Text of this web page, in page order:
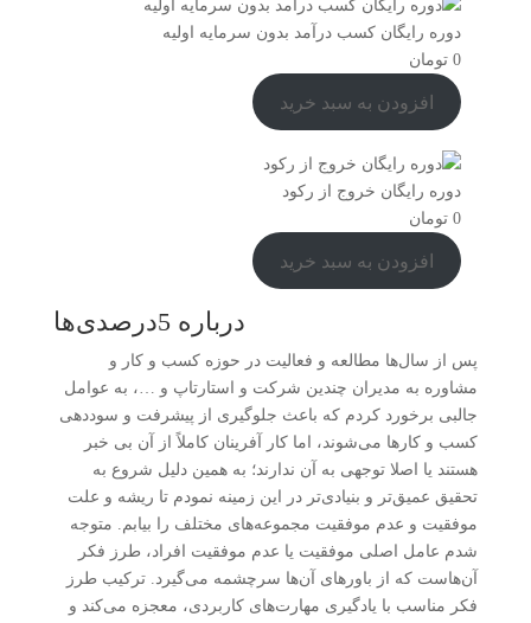
دوره رایگان کسب درآمد بدون سرمایه اولیه
0 تومان
افزودن به سبد خرید
دوره رایگان خروج از رکود
0 تومان
افزودن به سبد خرید
درباره 5درصدی‌ها
پس از سال‌ها مطالعه و فعالیت در حوزه کسب و کار و
مشاوره به مدیران چندین شرکت و استارتاپ و …، به عوامل
جالبی برخورد کردم که باعث جلوگیری از پیشرفت و سوددهی
کسب و کارها می‌شوند، اما کار آفرینان کاملاً از آن بی خبر
هستند یا اصلا توجهی به آن ندارند؛ به همین دلیل شروع به
تحقیق عمیق‌تر و بنیادی‌تر در این زمینه نمودم تا ریشه و علت
موفقیت و عدم موفقیت مجموعه‌های مختلف را بیابم. متوجه
شدم عامل اصلی موفقیت یا عدم موفقیت افراد، طرز فکر
آن‌هاست که از باورهای آن‌ها سرچشمه می‌گیرد. ترکیب طرز
فکر مناسب با یادگیری مهارت‌های کاربردی، معجزه می‌کند و